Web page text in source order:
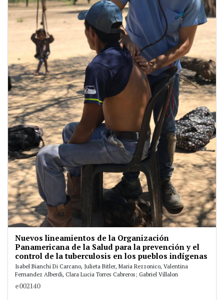
Nuevos lineamientos de la Organización
Panamericana de la Salud para la prevención y el
control de la tuberculosis en los pueblos indígenas
Isabel Bianchi Di Carcano, Julieta Bitler, Maria Rezzonico, Valentina
Fernandez Alberdi, Clara Lucia Torres Cabreros; Gabriel Villalon
e002140